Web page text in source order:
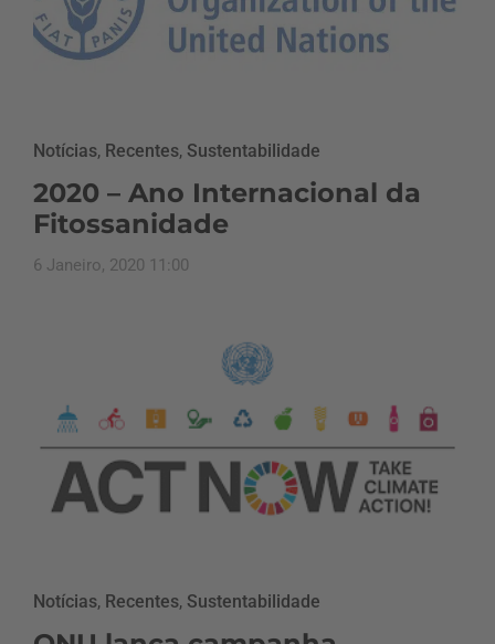
Notícias, Recentes, Sustentabilidade
2020 – Ano Internacional da
Fitossanidade
6 Janeiro, 2020 11:00
Notícias, Recentes, Sustentabilidade